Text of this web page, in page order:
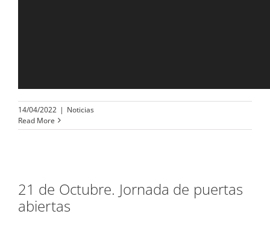
14/04/2022 | Noticias
Read More
21 de Octubre. Jornada de puertas
abiertas